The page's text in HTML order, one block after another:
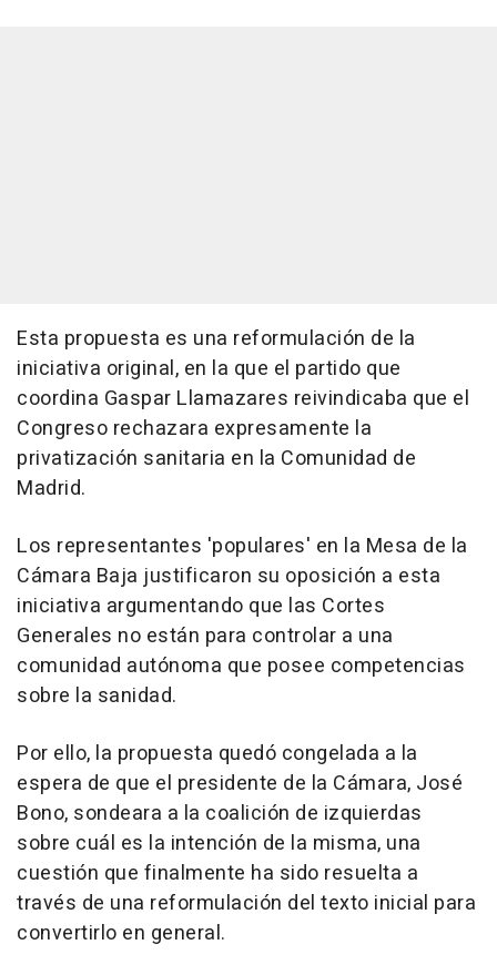
Esta propuesta es una reformulación de la
iniciativa original, en la que el partido que
coordina Gaspar Llamazares reivindicaba que el
Congreso rechazara expresamente la
privatización sanitaria en la Comunidad de
Madrid.
Los representantes 'populares' en la Mesa de la
Cámara Baja justificaron su oposición a esta
iniciativa argumentando que las Cortes
Generales no están para controlar a una
comunidad autónoma que posee competencias
sobre la sanidad.
Por ello, la propuesta quedó congelada a la
espera de que el presidente de la Cámara, José
Bono, sondeara a la coalición de izquierdas
sobre cuál es la intención de la misma, una
cuestión que finalmente ha sido resuelta a
través de una reformulación del texto inicial para
convertirlo en general.